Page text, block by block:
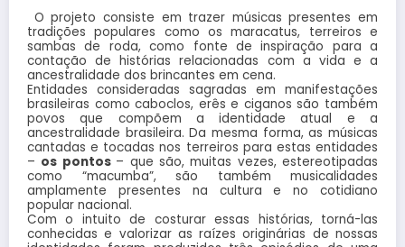
O projeto consiste em trazer músicas presentes em
tradições populares como os maracatus, terreiros e
sambas de roda, como fonte de inspiração para a
contação de histórias relacionadas com a vida e a
ancestralidade dos brincantes em cena.
Entidades consideradas sagradas em manifestações
brasileiras como caboclos, erês e ciganos são também
povos que compõem a identidade atual e a
ancestralidade brasileira. Da mesma forma, as músicas
cantadas e tocadas nos terreiros para estas entidades
– os pontos – que são, muitas vezes, estereotipadas
como “macumba”, são também musicalidades
amplamente presentes na cultura e no cotidiano
popular nacional.
Com o intuito de costurar essas histórias, torná-las
conhecidas e valorizar as raízes originárias de nossas